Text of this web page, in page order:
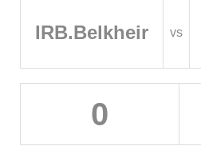
IRB.Belkheir vs
0